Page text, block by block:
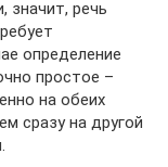
значит, речь
определение
простое –
на обеих
сразу на другой